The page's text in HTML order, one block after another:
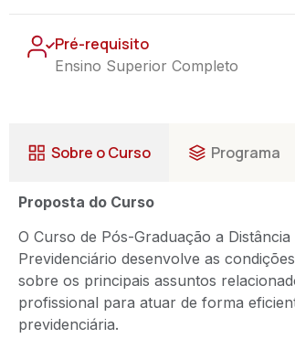
Pré-requisito
Ensino Superior Completo
Sobre o Curso Programa
Proposta do Curso
O Curso de Pós-Graduação a
Previdenciário desenvolve as
sobre os principais assuntos
profissional para atuar de forma
previdenciária.